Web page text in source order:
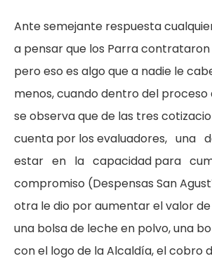
Ante semejante respuesta
a pensar que los Parra
pero eso es algo que a nadie le
menos, cuando dentro del
se observa que de las tres
cuenta por los evaluadores, una
estar en la capacidad para
compromiso (Despensas San
otra le dio por aumentar el valor
una bolsa de leche en polvo, una
con el logo de la Alcaldía, el cobro